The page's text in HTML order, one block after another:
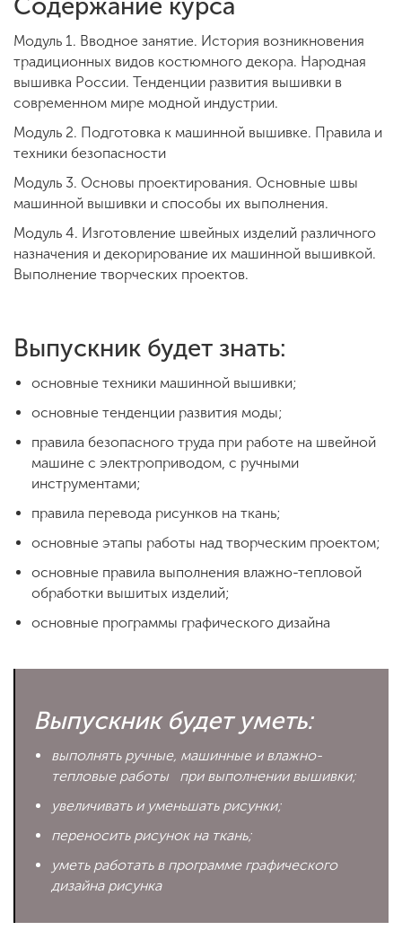
Модуль 1. Вводное занятие. История возникновения
традиционных видов костюмного декора. Народная
вышивка России. Тенденции развития вышивки в
современном мире модной индустрии.
Модуль 2. Подготовка к машинной вышивке. Правила и
техники безопасности
Модуль 3. Основы проектирования. Основные швы
машинной вышивки и способы их выполнения.
Модуль 4. Изготовление швейных изделий различного
назначения и декорирование их машинной вышивкой.
Выполнение творческих проектов.
Выпускник будет знать:
основные техники машинной вышивки;
основные тенденции развития моды;
правила безопасного труда при работе на швейной
машине с электроприводом, с ручными
инструментами;
правила перевода рисунков на ткань;
основные этапы работы над творческим проектом;
основные правила выполнения влажно-тепловой
обработки вышитых изделий;
основные программы графического дизайна
Выпускник будет уметь:
выполнять ручные, машинные и влажно-
тепловые работы при выполнении вышивки;
увеличивать и уменьшать рисунки;
переносить рисунок на ткань;
уметь работать в программе графического
дизайна рисунка